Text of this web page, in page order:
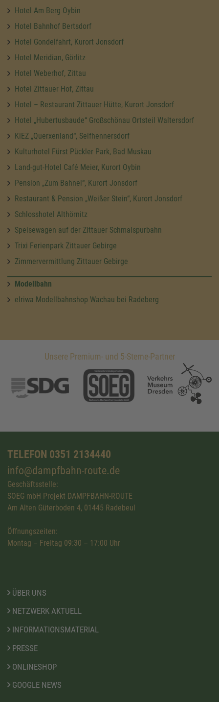
Hotel Am Berg Oybin
Hotel Bahnhof Bertsdorf
Hotel Gondelfahrt, Kurort Jonsdorf
Hotel Meridian, Görlitz
Hotel Weberhof, Zittau
Hotel Zittauer Hof, Zittau
Hotel – Restaurant Zittauer Hütte, Kurort Jonsdorf
Hotel „Hubertusbaude“ Großschönau Ortsteil Waltersdorf
KiEZ „Querxenland“, Seifhennersdorf
Kulturhotel Fürst Pückler Park, Bad Muskau
Land-gut-Hotel Café Meier, Kurort Oybin
Pension „Zum Bahnel“, Kurort Jonsdorf
Restaurant & Pension „Weißer Stein“, Kurort Jonsdorf
Schlosshotel Althörnitz
Speisewagen auf der Zittauer Schmalspurbahn
Trixi Ferienpark Zittauer Gebirge
Zimmervermittlung Zittauer Gebirge
Modellbahn
elriwa Modellbahnshop Wachau bei Radeberg
Unsere Premium- und 5-Sterne-Partner
TELEFON 0351 2134440
info@dampfbahn-route.de
Geschäftsstelle:
SOEG mbH Projekt DAMPFBAHN-ROUTE
Am Alten Güterboden 4, 01445 Radebeul
Öffnungszeiten:
Montag – Freitag 09:30 – 17:00 Uhr
ÜBER UNS
NETZWERK AKTUELL
INFORMATIONSMATERIAL
PRESSE
ONLINESHOP
GOOGLE NEWS